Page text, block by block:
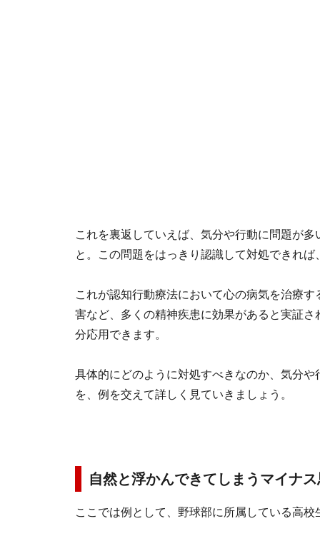
これを裏返していえば、気分や行動に問題が多
と。この問題をはっきり認識して対処できれば
これが認知行動療法において心の病気を治療
害など、多くの精神疾患に効果があると実証
分応用できます。
具体的にどのように対処すべきなのか、気分
を、例を交えて詳しく見ていきましょう。
自然と浮かんできてしまうマイナ
ここでは例として、野球部に所属している高校